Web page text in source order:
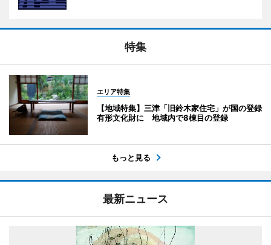
特集
エリア特集
【地域特集】三津「旧鈴木家住宅」が国の登録
有形文化財に 地域内で8棟目の登録
もっと見る
最新ニュース